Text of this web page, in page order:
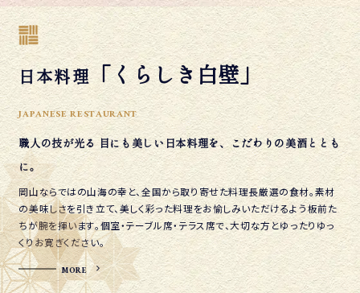
日本料理「くらしき白壁」
JAPANESE RESTAURANT
職人の技が光る 目にも美しい日本料理を、こだわりの美酒ととも
に。
岡山ならではの山海の幸と、全国から取り寄せた料理長厳選の食材。素材
の美味しさを引き立て、美しく彩った料理をお愉しみいただけるよう板前た
ちが腕を揮います。個室・テーブル席・テラス席で、大切な方とゆったりゆっ
くりお寛ぎください。
MORE